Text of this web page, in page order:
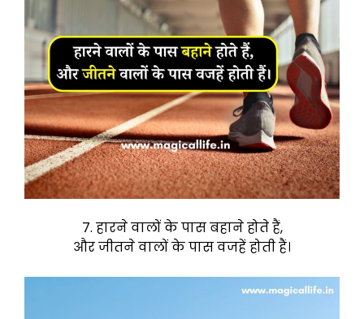
7. हारने वालों के पास बहाने होते हैं,
और जीतने वालों के पास वजहें होती हैं।